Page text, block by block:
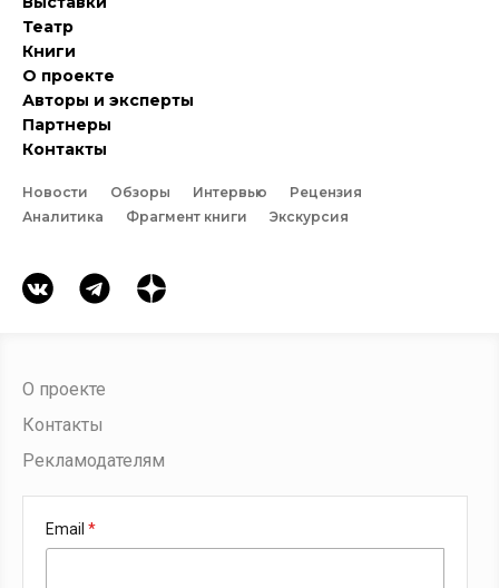
Театр
Книги
О проекте
Авторы и эксперты
Партнеры
Контакты
Новости Обзоры Интервью
Рецензия
Аналитика
Фрагмент книги Экскурсия
О проекте
Контакты
Рекламодателям
Email